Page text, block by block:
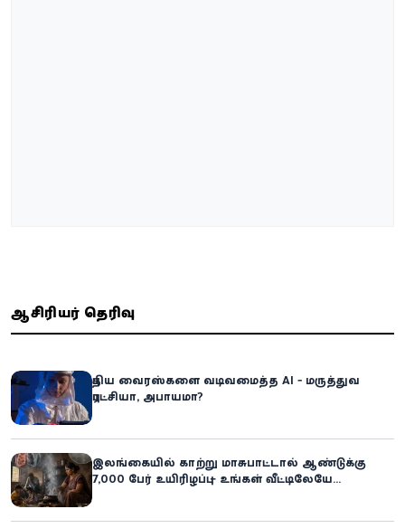
ஆசிரியர் தெரிவு
புதிய வைரஸ்களை வடிவமைத்த AI - மருத்துவ
புரட்சியா, அபாயமா?
இலங்கையில் காற்று மாசுபாட்டால் ஆண்டுக்கு
7,000 பேர் உயிரிழப்பு – உங்கள் வீட்டிலேயே